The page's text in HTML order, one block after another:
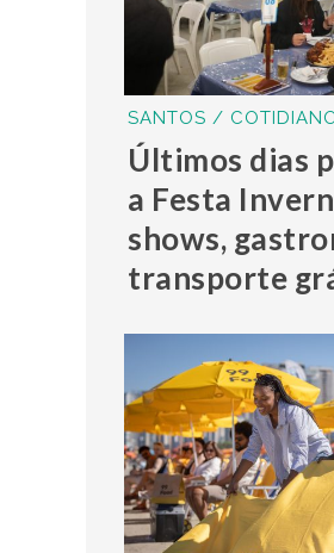
SANTOS /
Últimos dias
a Festa
shows,
transporte